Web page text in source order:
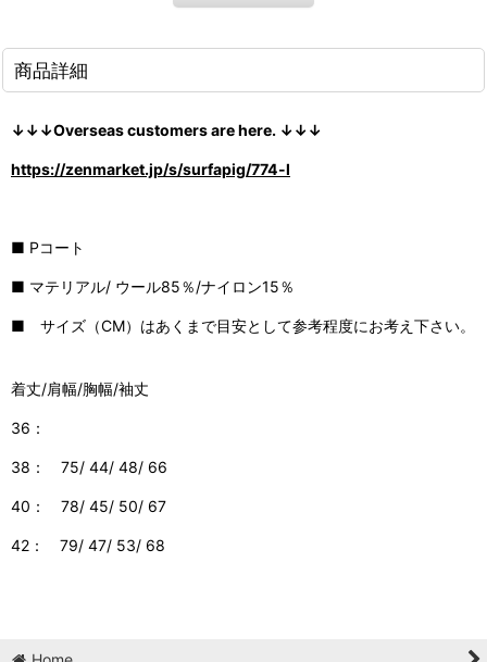
商品詳細
↓↓↓Overseas customers are here. ↓↓↓
https://zenmarket.jp/s/surfapig/774-l
■ Pコート
■ マテリアル/ ウール85％/ナイロン15％
■ サイズ（CM）はあくまで目安として参考程度にお考え下さい。
着丈/肩幅/胸幅/袖丈
36：
38： 75/ 44/ 48/ 66
40： 78/ 45/ 50/ 67
42： 79/ 47/ 53/ 68